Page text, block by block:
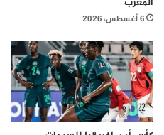
6 أغسطس، 2026